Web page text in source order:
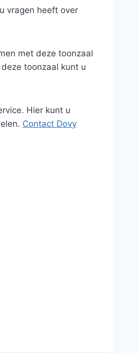
vragen heeft over
met deze toonzaal
toonzaal kunt u
Hier kunt u
Contact Dovy